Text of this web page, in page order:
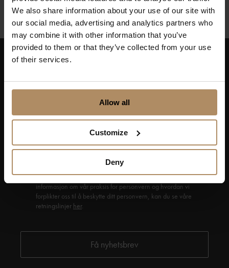
We also share information about your use of our site with
our social media, advertising and analytics partners who
may combine it with other information that you’ve
provided to them or that they’ve collected from your use
of their services.
Allow all
Customize
Deny
reisetilbud som frister!
Ved påmelding godkjenner du at De Historiske lagrer
kontaktinformasjonen du gir oss, og at vi sender deg
nyhetsbrev om våre produkter og tjenester. Du kan
oppheve abonnementet når som helst. Hvis du vil ha mer
informasjon om vår praksis for personvern og hvordan vi
forplikter oss til å beskytte ditt personvern, kan du se våre
retningslinjer her.